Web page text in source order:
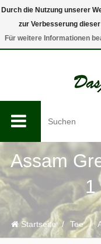
0
Assam
1
Startseite / Tee /
Durch die Nutzung unserer
zur Verbesserung
Für weitere Informationen